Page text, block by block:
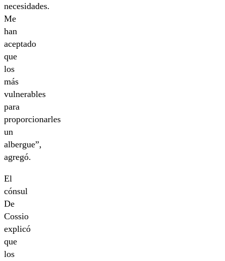
necesidades.
Me
han
aceptado
que
los
más
vulnerables
para
proporcionarles
un
albergue”,
agregó.
El
cónsul
De
Cossio
explicó
que
los